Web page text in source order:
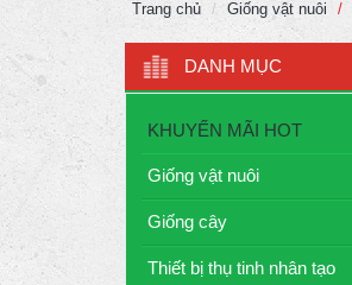
Trang chủ Giống vật nuôi
DANH MỤC
KHUYẾN MÃI HOT
Giống vật nuôi
Giống cây
Thiết bị thụ tinh nhân tạo